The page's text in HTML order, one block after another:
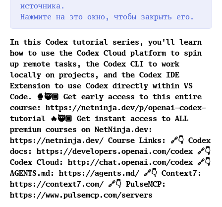
источника.
Нажмите на это окно, чтобы закрыть его.
In this Codex tutorial series, you'll learn
how to use the Codex Cloud platform to spin
up remote tasks, the Codex CLI to work
locally on projects, and the Codex IDE
Extension to use Codex directly within VS
Code. 🍿🥷🏼 Get early access to this entire
course: https://netninja.dev/p/openai-codex-
tutorial 🔥🥷🏼 Get instant access to ALL
premium courses on NetNinja.dev:
https://netninja.dev/ Course Links: 🔗👇 Codex
docs: https://developers.openai.com/codex 🔗👇
Codex Cloud: http://chat.openai.com/codex 🔗👇
AGENTS.md: https://agents.md/ 🔗👇 Context7:
https://context7.com/ 🔗👇 PulseMCP:
https://www.pulsemcp.com/servers